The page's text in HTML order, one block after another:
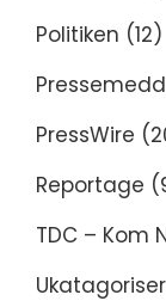
Politiken (12)
PressWire
Reportage
TDC – Kom